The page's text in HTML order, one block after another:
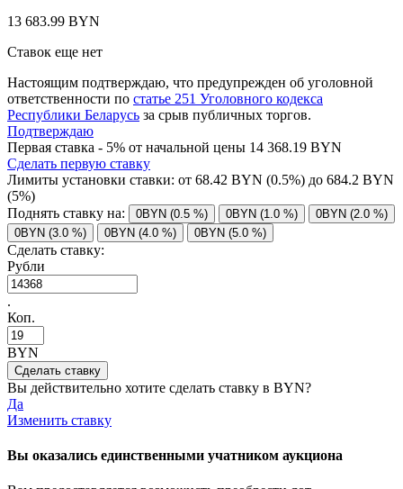
13 683.99 BYN
Ставок еще нет
Настоящим подтверждаю, что предупрежден об уголовной
ответственности по статье 251 Уголовного кодекса
Республики Беларусь за срыв публичных торгов.
Подтверждаю
Первая ставка - 5% от начальной цены 14 368.19 BYN
Сделать первую ставку
Лимиты установки ставки: от 68.42 BYN (0.5%) до 684.2 BYN
(5%)
Поднять ставку на:
0BYN (0.5 %) 0BYN (1.0 %)
0BYN (2.0 %)
0BYN (3.0 %)
0BYN (4.0 %) 0BYN (5.0 %)
Сделать ставку:
Рубли
.
Коп.
BYN
Вы действительно хотите сделать ставку в BYN?
Да
Изменить ставку
Вы оказались единственными учатником аукциона